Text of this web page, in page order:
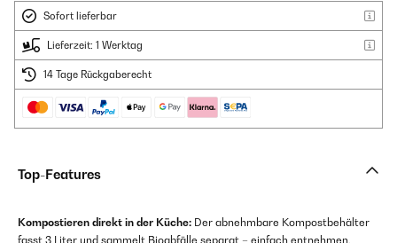
Sofort lieferbar
Lieferzeit: 1 Werktag
14 Tage Rückgaberecht
Top-Features
Kompostieren direkt in der Küche: Der abnehmbare Kompostbehälter
fasst 3 Liter und sammelt Bioabfälle separat – einfach entnehmen,